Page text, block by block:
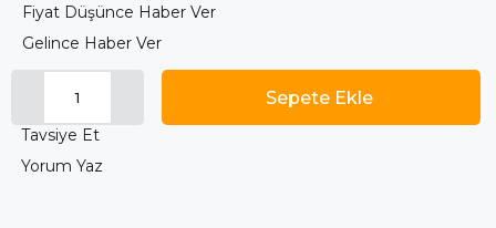
Fiyat Düşünce Haber Ver
Gelince Haber Ver
Tavsiye Et
Yorum Yaz